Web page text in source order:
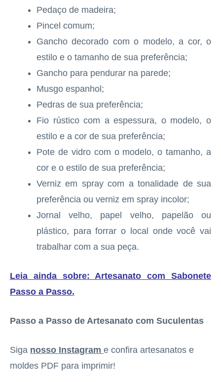
Pedaço de madeira;
Pincel comum;
Gancho decorado com o modelo, a cor, o
estilo e o tamanho de sua preferência;
Gancho para pendurar na parede;
Musgo espanhol;
Pedras de sua preferência;
Fio rústico com a espessura, o modelo, o
estilo e a cor de sua preferência;
Pote de vidro com o modelo, o tamanho, a
cor e o estilo de sua preferência;
Verniz em spray com a tonalidade de sua
preferência ou verniz em spray incolor;
Jornal velho, papel velho, papelão ou
plástico, para forrar o local onde você vai
trabalhar com a sua peça.
Leia ainda sobre: Artesanato com Sabonete
Passo a Passo.
Passo a Passo de Artesanato com Suculentas
Siga nosso Instagram e confira artesanatos e
moldes PDF para imprimir!